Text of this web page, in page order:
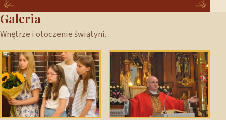
Galeria
Wnętrze i otoczenie świątyni.